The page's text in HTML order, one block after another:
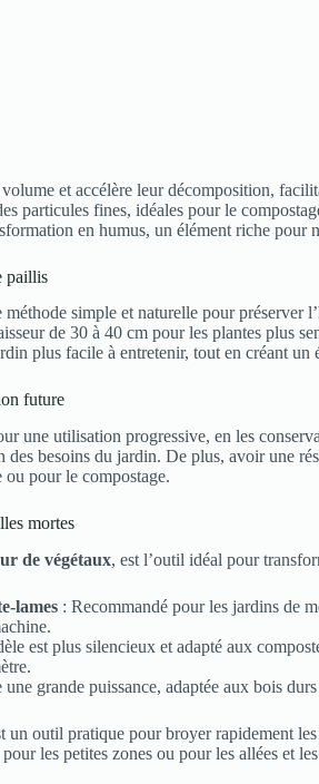
et accélère leur décomposition,
particules fines, idéales pour le
en humus, un élément riche pour
paillis
méthode simple et naturelle pour
de 30 à 40 cm pour les plantes plus
plus facile à entretenir, tout en créant un
future
une utilisation progressive, en les
besoins du jardin. De plus, avoir une
ou pour le compostage.
mortes
de végétaux, est l’outil idéal pour
lames : Recommandé pour les jardins de
est plus silencieux et adapté aux
grande puissance, adaptée aux bois
un outil pratique pour broyer rapidement
les petites zones ou pour les allées et